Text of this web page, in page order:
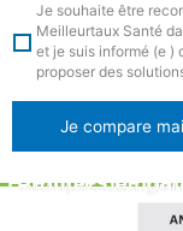
Exemples de garanties avec notre
Je souhaite être
Meilleurtaux Santé
et je suis informé (e )
proposer des
Je compare